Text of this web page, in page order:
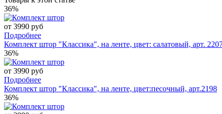
36%
от 3990 руб
Подробнее
Комплект штор "Классика", на ленте, цвет: салатовый, арт.
36%
от 3990 руб
Подробнее
Комплект штор "Классика", на ленте, цвет:песочный, арт.2198
36%